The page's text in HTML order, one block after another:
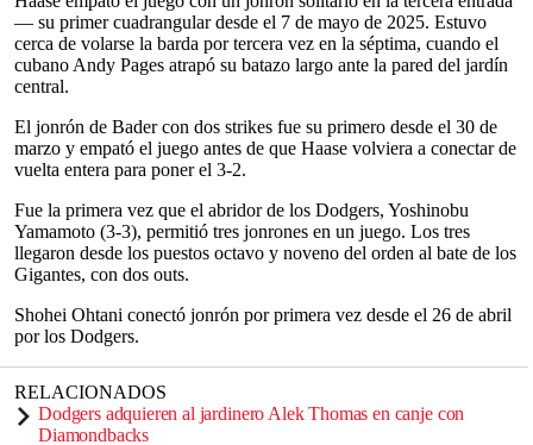
— su primer cuadrangular desde el 7 de mayo de 2025. Estuvo
cerca de volarse la barda por tercera vez en la séptima, cuando el
cubano Andy Pages atrapó su batazo largo ante la pared del jardín
central.
El jonrón de Bader con dos strikes fue su primero desde el 30 de
marzo y empató el juego antes de que Haase volviera a conectar de
vuelta entera para poner el 3-2.
Fue la primera vez que el abridor de los Dodgers, Yoshinobu
Yamamoto (3-3), permitió tres jonrones en un juego. Los tres
llegaron desde los puestos octavo y noveno del orden al bate de los
Gigantes, con dos outs.
Shohei Ohtani conectó jonrón por primera vez desde el 26 de abril
por los Dodgers.
RELACIONADOS
Dodgers adquieren al jardinero Alek Thomas en canje con
Diamondbacks